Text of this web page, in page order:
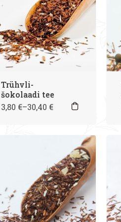
Trühvli-
šokolaadi tee
3,80 €–30,40 €